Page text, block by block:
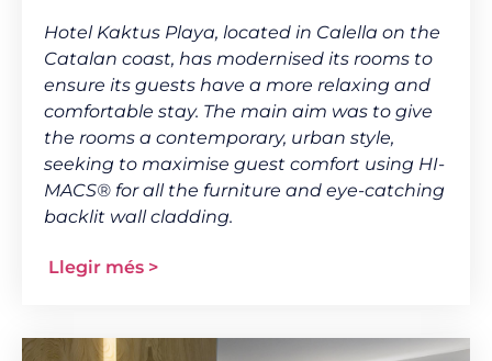
Hotel Kaktus Playa, located in Calella on the
Catalan coast, has modernised its rooms to
ensure its guests have a more relaxing and
comfortable stay. The main aim was to give
the rooms a contemporary, urban style,
seeking to maximise guest comfort using HI-
MACS® for all the furniture and eye-catching
backlit wall cladding.
Llegir més >